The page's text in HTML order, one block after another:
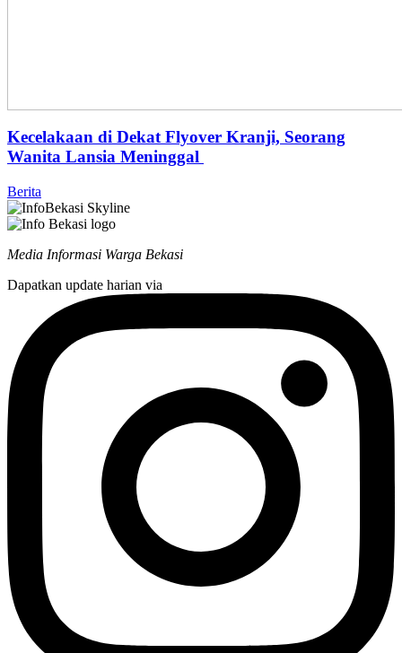
Kecelakaan di Dekat Flyover Kranji, Seorang
Wanita Lansia Meninggal
Berita
Media Informasi Warga Bekasi
Dapatkan update harian via